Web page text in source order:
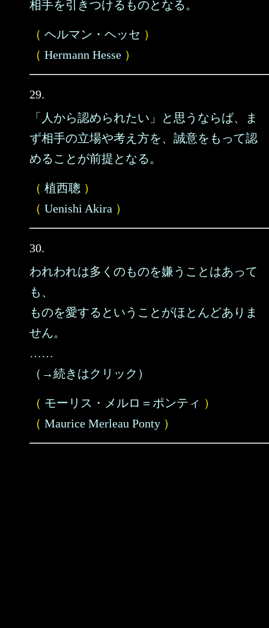
相手を引きつけるものとなる。
（ ヘルマン・ヘッセ ）
（ Hermann Hesse ）
29.
「人から認められたい」と思うならば、ま
ず相手の立場や考え方を、誠意をもって認
めることが前提となる。
（ 植西聰 ）
（ Uenishi Akira ）
30.
われわれは多くのものを嫌うことはあって
も、
ものを愛するということがほとんどありま
せん。
……
（→続きはクリック）
（ モーリス・メルロ＝ポンティ ）
（ Maurice Merleau Ponty ）